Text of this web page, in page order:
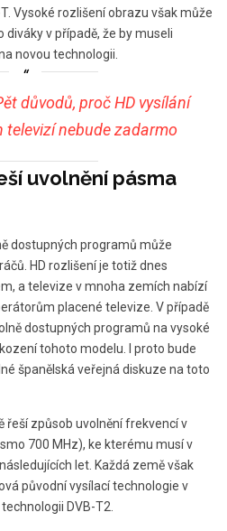
Vysoké rozlišení obrazu však může
v případě, že by museli
novou technologii.
důvodů, proč HD vysílání
televizí nebude zadarmo
uvolnění pásma
dostupných programů může
HD rozlišení je totiž dnes
a televize v mnoha zemích nabízí
placené televize. V případě
dostupných programů na vysoké
tohoto modelu. I proto bude
španělská veřejná diskuze na toto
řeší způsob uvolnění frekvencí v
700 MHz), ke kterému musí v
let. Každá země však
původní vysílací technologie v
DVB-T2.